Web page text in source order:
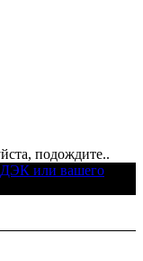
подождите..
или вашего